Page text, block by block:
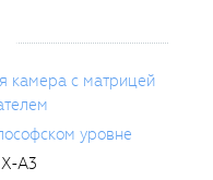
камера с матрицей
уровне
A3